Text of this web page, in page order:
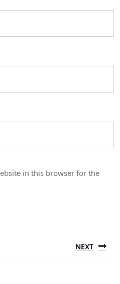
in this browser for the
NEXT